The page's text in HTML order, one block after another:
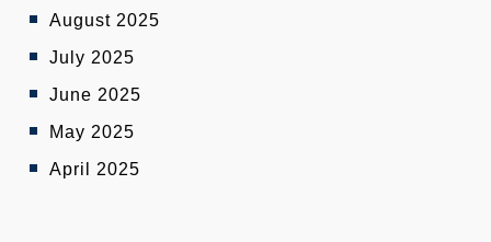
August 2025
July 2025
June 2025
May 2025
April 2025